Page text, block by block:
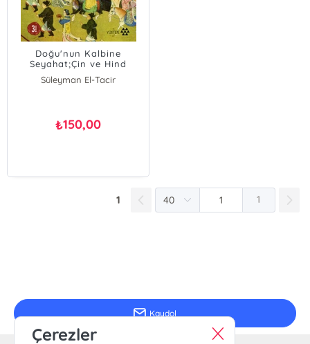
Doğu'nun Kalbine
Seyahat;Çin ve Hind
Ülkeleri Hatıraları ve
İlaveleri
Süleyman El-Tacir
₺150,00
1 1
Kaydol
Çerezler